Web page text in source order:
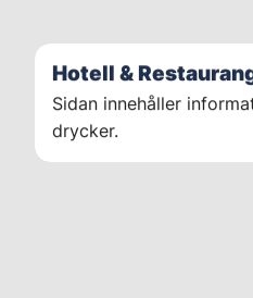
Hotell &
Sidan innehåller
drycker.